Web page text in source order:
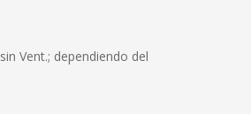
Vent.; dependiendo del